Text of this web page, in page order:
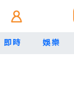
即時 娛樂